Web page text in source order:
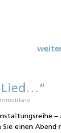
–
Sie einen Abend